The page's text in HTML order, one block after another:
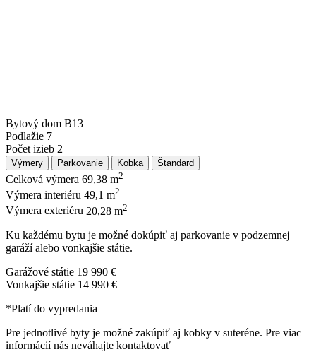
Bytový dom B13
Podlažie 7
Počet izieb 2
Výmery Parkovanie Kobka Štandard
Celková výmera 69,38 m2
Výmera interiéru 49,1 m2
Výmera exteriéru 20,28 m2
Ku každému bytu je možné dokúpiť aj parkovanie v podzemnej
garáží alebo vonkajšie státie.
Garážové státie 19 990 €
Vonkajšie státie 14 990 €
*Platí do vypredania
Pre jednotlivé byty je možné zakúpiť aj kobky v suteréne. Pre viac
informácií nás neváhajte kontaktovať